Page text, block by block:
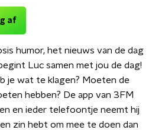
af
humor, het nieuws van de dag
Luc samen met jou de dag!
je wat te klagen? Moeten de
hebben? De app van 3FM
en ieder telefoontje neemt hij
zin hebt om mee te doen dan